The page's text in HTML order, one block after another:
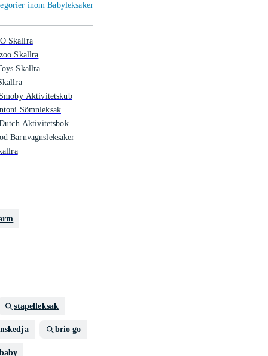
inom Babyleksaker
Skallra
Skallra
Skallra
Aktivitetskub
Sömnleksak
Aktivitetsbok
Barnvagnsleksaker
stapelleksak
brio go